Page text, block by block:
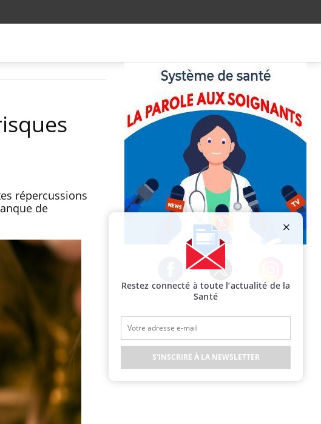
répercussions
de
Facebook Twitter Instagram
Restez connecté à toute l’actualité de la
Santé
S'INSCRIRE À LA NEWSLETTER